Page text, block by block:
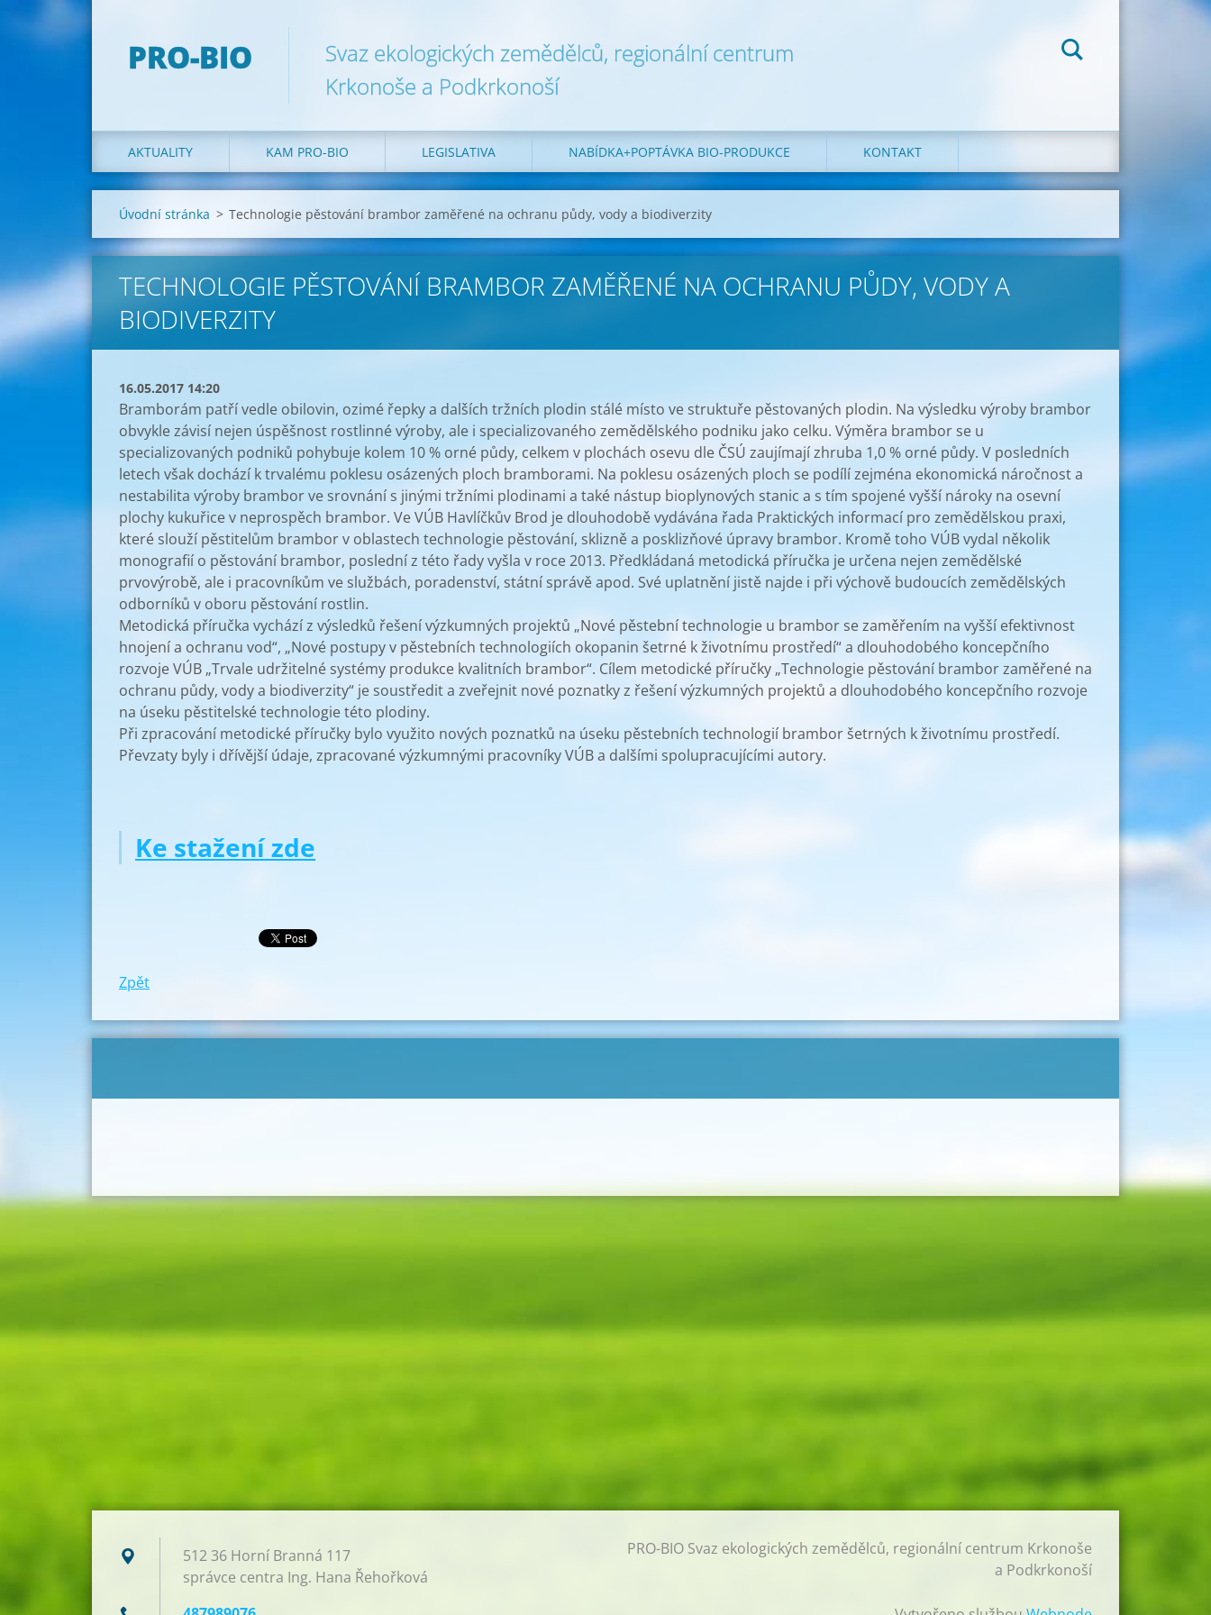
PRO-BIO
Svaz ekologických zemědělců, regionální centrum
Krkonoše a Podkrkonoší
AKTUALITY KAM PRO-BIO LEGISLATIVA NABÍDKA+POPTÁVKA BIO-PRODUKCE KONTAKT
Úvodní stránka > Technologie pěstování brambor zaměřené na ochranu půdy, vody a biodiverzity
TECHNOLOGIE PĚSTOVÁNÍ BRAMBOR ZAMĚŘENÉ NA OCHRANU PŮDY, VODY A
BIODIVERZITY
16.05.2017 14:20
Bramborám patří vedle obilovin, ozimé řepky a dalších tržních plodin stálé místo ve struktuře pěstovaných plodin. Na výsledku výroby brambor
obvykle závisí nejen úspěšnost rostlinné výroby, ale i specializovaného zemědělského podniku jako celku. Výměra brambor se u
specializovaných podniků pohybuje kolem 10 % orné půdy, celkem v plochách osevu dle ČSÚ zaujímají zhruba 1,0 % orné půdy. V posledních
letech však dochází k trvalému poklesu osázených ploch bramborami. Na poklesu osázených ploch se podílí zejména ekonomická náročnost a
nestabilita výroby brambor ve srovnání s jinými tržními plodinami a také nástup bioplynových stanic a s tím spojené vyšší nároky na osevní
plochy kukuřice v neprospěch brambor. Ve VÚB Havlíčkův Brod je dlouhodobě vydávána řada Praktických informací pro zemědělskou praxi,
které slouží pěstitelům brambor v oblastech technologie pěstování, sklizně a posklizňové úpravy brambor. Kromě toho VÚB vydal několik
monografií o pěstování brambor, poslední z této řady vyšla v roce 2013. Předkládaná metodická příručka je určena nejen zemědělské
prvovýrobě, ale i pracovníkům ve službách, poradenství, státní správě apod. Své uplatnění jistě najde i při výchově budoucích zemědělských
odborníků v oboru pěstování rostlin.
Metodická příručka vychází z výsledků řešení výzkumných projektů „Nové pěstební technologie u brambor se zaměřením na vyšší efektivnost
hnojení a ochranu vod“, „Nové postupy v pěstebních technologiích okopanin šetrné k životnímu prostředí“ a dlouhodobého koncepčního
rozvoje VÚB „Trvale udržitelné systémy produkce kvalitních brambor“. Cílem metodické příručky „Technologie pěstování brambor zaměřené na
ochranu půdy, vody a biodiverzity“ je soustředit a zveřejnit nové poznatky z řešení výzkumných projektů a dlouhodobého koncepčního rozvoje
na úseku pěstitelské technologie této plodiny.
Při zpracování metodické příručky bylo využito nových poznatků na úseku pěstebních technologií brambor šetrných k životnímu prostředí.
Převzaty byly i dřívější údaje, zpracované výzkumnými pracovníky VÚB a dalšími spolupracujícími autory.
Ke stažení zde
Zpět
512 36 Horní Branná 117
správce centra Ing. Hana Řehořková
PRO-BIO Svaz ekologických zemědělců, regionální centrum Krkonoše
a Podkrkonoší